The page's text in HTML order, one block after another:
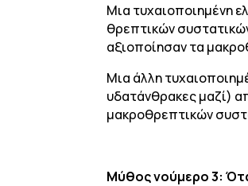
Μια τυχαιοποιημένη
θρεπτικών
αξιοποίησαν τα
Μια άλλη
υδατάνθρακες μαζί)
μακροθρεπτικών
Μύθος νούμερο 3: